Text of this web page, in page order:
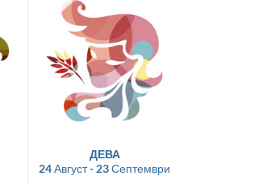
ДЕВА
24 Август - 23 Септември